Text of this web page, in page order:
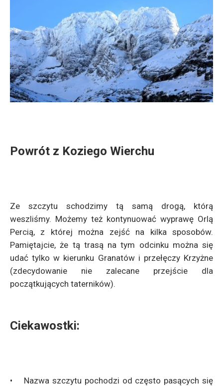
Powrót z Koziego Wierchu
Ze szczytu schodzimy tą samą drogą, którą
weszliśmy. Możemy też kontynuować wyprawę Orlą
Percią, z której można zejść na kilka sposobów.
Pamiętajcie, że tą trasą na tym odcinku można się
udać tylko w kierunku Granatów i przełęczy Krzyżne
(zdecydowanie nie zalecane przejście dla
początkujących taterników).
Ciekawostki:
• Nazwa szczytu pochodzi od często pasących się